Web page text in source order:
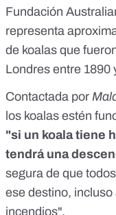
Fundación
representa
de koalas que
Londres entre 1890
Contactada por
los koalas estén
"si un koala tiene
tendrá una
segura de que
ese destino,
incendios".